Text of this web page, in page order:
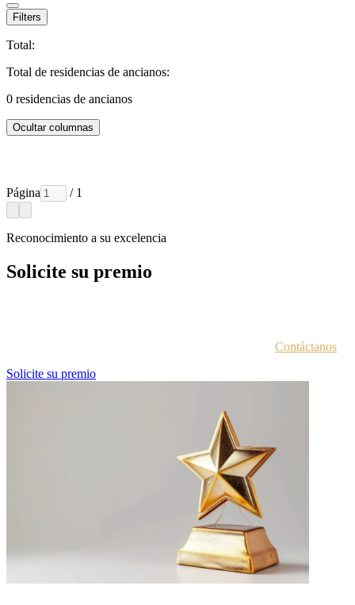
Filters
Total:
Total de residencias de ancianos:
0 residencias de ancianos
Ocultar columnas
Página / 1
Reconocimiento a su excelencia
Solicite su premio
Contáctanos
Solicite su premio